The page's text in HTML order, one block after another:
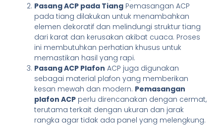
Pasang ACP pada TiangPemasangan ACP
pada tiang dilakukan untuk menambahkan
elemen dekoratif dan melindungi struktur tiang
dari karat dan kerusakan akibat cuaca. Proses
ini membutuhkan perhatian khusus untuk
memastikan hasil yang rapi.
Pasang ACP Plafon ACP juga digunakan
sebagai material plafon yang memberikan
kesan mewah dan modern. Pemasangan
plafon ACPperlu direncanakan dengan cermat,
terutama terkait dengan ukuran dan jarak
rangka agar tidak ada panel yang melengkung.